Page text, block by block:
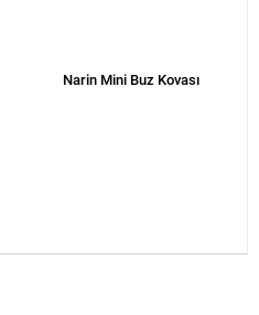
Narin Mini Buz Kovası